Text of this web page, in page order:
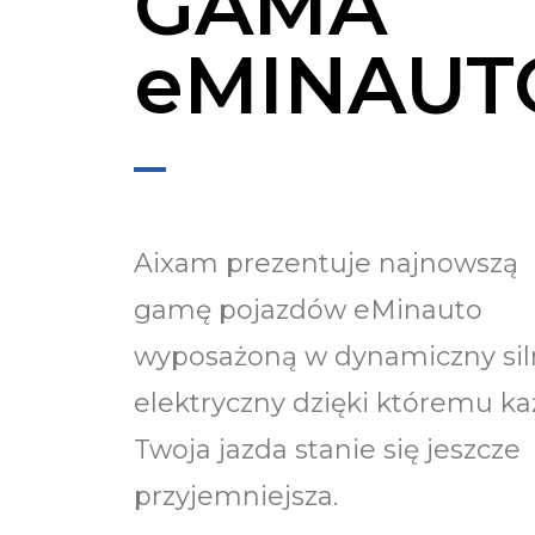
Aixam prezentuje najnowszą
gamę pojazdów eMinauto
wyposażoną w dynamiczny
elektryczny dzięki któremu
Twoja jazda stanie się jeszcze
przyjemniejsza.